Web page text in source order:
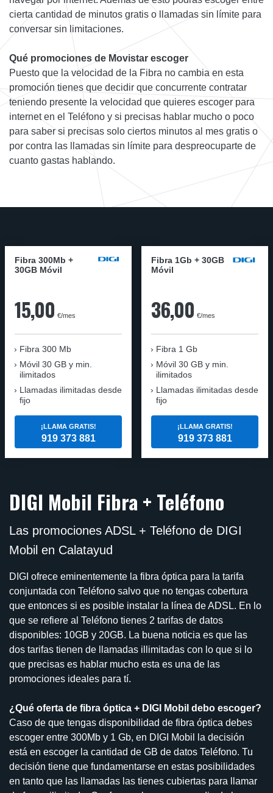
cierta cantidad de minutos gratis o llamadas sin límite para
conversar sin limitaciones.
Qué promociones de Movistar escoger
Puesto que la velocidad de la Fibra no cambia en esta
promoción tienes que decidir que concurrente contratar
teniendo presente la velocidad que quieres escoger para
internet en el Teléfono y si precisas hablar mucho o poco
para saber si precisas solo ciertos minutos al mes gratis o
por contra las llamadas sin límite para despreocuparte de
cuanto gastas hablando.
Fibra 300Mb +
30GB Móvil
15,00 €/mes
Fibra 300 Mb
Móvil 30 GB y min.
ilimitados
Llamadas ilimitadas desde
fijo
¡LLAMA GRATIS!
919 373 881
Fibra 1Gb + 30GB
Móvil
36,00 €/mes
Fibra 1 Gb
Móvil 30 GB y min.
ilimitados
Llamadas ilimitadas desde
fijo
¡LLAMA GRATIS!
919 373 881
DIGI Mobil Fibra + Teléfono
Las promociones ADSL + Teléfono de DIGI
Mobil en Calatayud
DIGI ofrece eminentemente la fibra óptica para la tarifa
conjuntada con Teléfono salvo que no tengas cobertura
que entonces si es posible instalar la línea de ADSL. En lo
que se refiere al Teléfono tienes 2 tarifas de datos
disponibles: 10GB y 20GB. La buena noticia es que las
dos tarifas tienen de llamadas illimitadas con lo que si lo
que precisas es hablar mucho esta es una de las
promociones ideales para tí.
¿Qué oferta de fibra óptica + DIGI Mobil debo escoger?
Caso de que tengas disponibilidad de fibra óptica debes
escoger entre 300Mb y 1 Gb, en DIGI Mobil la decisión
está en escoger la cantidad de GB de datos Teléfono. Tu
decisión tiene que fundamentarse en estas posibilidades
en tanto que las llamadas las tienes cubiertas para llamar